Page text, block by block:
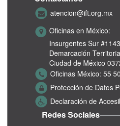
atencion@ift.org.mx
Oficinas en México:
Insurgentes Sur
Demarcación
Ciudad de México
Oficinas México: 55
Protección de Datos
Declaración de
Redes Sociales